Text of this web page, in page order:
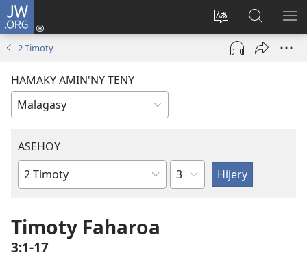
JW.ORG
Hiova
fiteny
Hiditra
(manokatra
rohy)
ato
Amin’ny
2 Timoty
HAMAKY AMIN'NY TENY
ASEHOY
Boky
Amin’ny
Baiboly
Toko
Timoty Faharoa
3:1-17